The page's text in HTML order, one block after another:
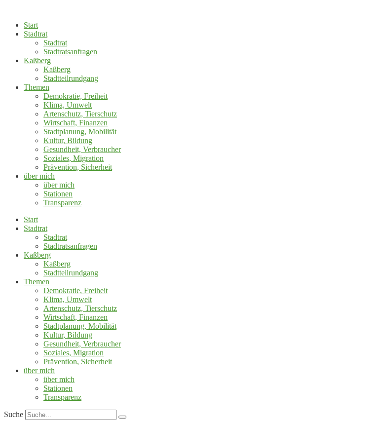
springenStart
Stadtrat
Stadtrat
Stadtratsanfragen
Kaßberg
Kaßberg
Stadtteilrundgang
Themen
Demokratie, Freiheit
Klima, Umwelt
Artenschutz, Tierschutz
Wirtschaft, Finanzen
Stadtplanung, Mobilität
Kultur, Bildung
Gesundheit, Verbraucher
Soziales, Migration
Prävention, Sicherheit
über mich
über mich
Stationen
Transparenz
Start
Stadtrat
Stadtrat
Stadtratsanfragen
Kaßberg
Kaßberg
Stadtteilrundgang
Themen
Demokratie, Freiheit
Klima, Umwelt
Artenschutz, Tierschutz
Wirtschaft, Finanzen
Stadtplanung, Mobilität
Kultur, Bildung
Gesundheit, Verbraucher
Soziales, Migration
Prävention, Sicherheit
über mich
über mich
Stationen
Transparenz
Suche